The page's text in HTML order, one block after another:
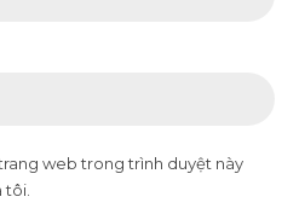
web trong trình duyệt này
tôi.